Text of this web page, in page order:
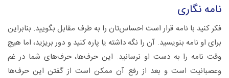
نامه نگاری
فکر کنید با نامه قرار است احساس‌تان را به طرف مقابل بگویید. بنابراین
برای او نامه بنویسید. آن را نگه داشته یا پاره کنید و دور بریزید، اما هیچ
وقت نامه را به دست او نرسانید. این حرف‌ها، حرف‌های شما در غم
وعصبانیت است و بعد از رفع آن ممکن است از گفتن این حرف‌ها